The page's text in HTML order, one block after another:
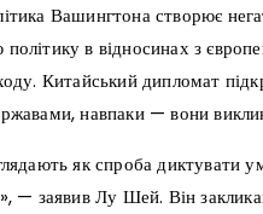
Вашингтона створює
в відносинах з
Китайський дипломат
навпаки — вони
як спроба диктувати
— заявив Лу Шей. Він